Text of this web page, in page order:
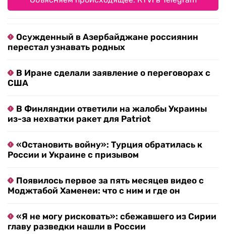
Осужденный в Азербайджане россиянин
перестал узнавать родных
В Иране сделали заявление о переговорах с
США
В Финляндии ответили на жалобы Украины
из-за нехватки ракет для Patriot
«Остановить войну»: Турция обратилась к
России и Украине с призывом
Появилось первое за пять месяцев видео с
Моджтабой Хаменеи: что с ним и где он
«Я не могу рисковать»: сбежавшего из Сирии
главу разведки нашли в России